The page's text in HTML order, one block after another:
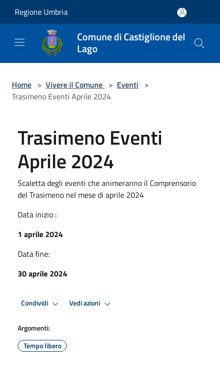
Regione Umbria
Comune di Castiglione del
Lago
Home > Vivere il Comune > Eventi >
Trasimeno Eventi Aprile 2024
Trasimeno Eventi
Aprile 2024
Scaletta degli eventi che animeranno il Comprensorio
del Trasimeno nel mese di aprile 2024
Data inizio :
1 aprile 2024
Data fine:
30 aprile 2024
Condividi Vedi azioni
Argomenti:
Tempo libero